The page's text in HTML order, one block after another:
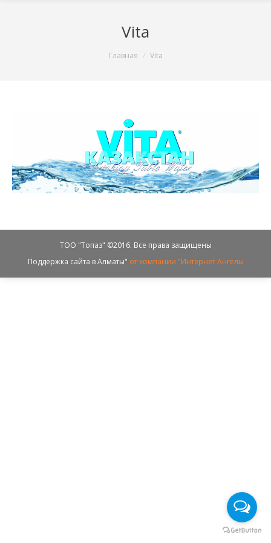
Vita
Главная Vita
ТОО "Топаз" ©2016. Все права защищены
Поддержка сайта в Алматы" от компании "Интернет Ангелы